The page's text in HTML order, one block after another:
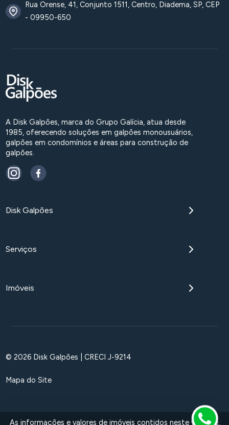
Rua Orense, 41, Conjunto 1511, Centro, Diadema, SP, CEP
- 09950-650
A Disk Galpões, marca do Grupo Galícia, atua desde
1985, oferecendo soluções em galpões monousuários,
galpões em condomínios e áreas para construção de
galpões.
Disk Galpões
Serviços
Imóveis
© 2026 Disk Galpões | CRECI J-9214
Mapa do Site
As informações e valores de imóveis contidos neste website,